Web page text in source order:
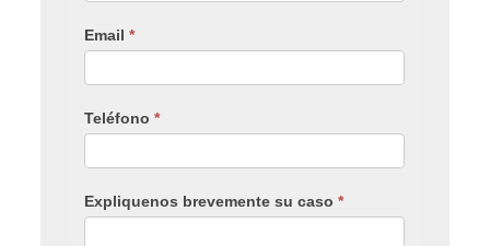
Email*
Teléfono*
Expliquenos brevemente su caso*